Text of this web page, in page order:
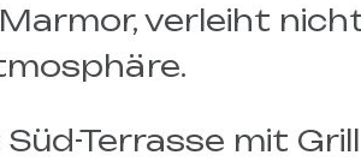
verleiht
Terrasse mit